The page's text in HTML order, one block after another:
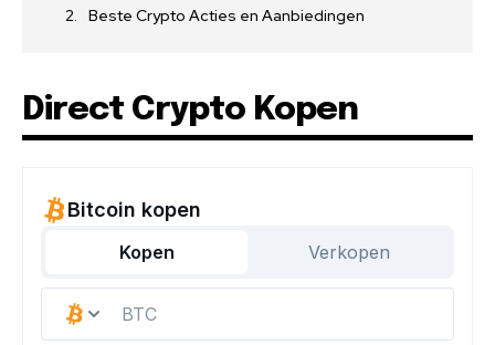
Beste Crypto Acties en Aanbiedingen
Direct Crypto Kopen